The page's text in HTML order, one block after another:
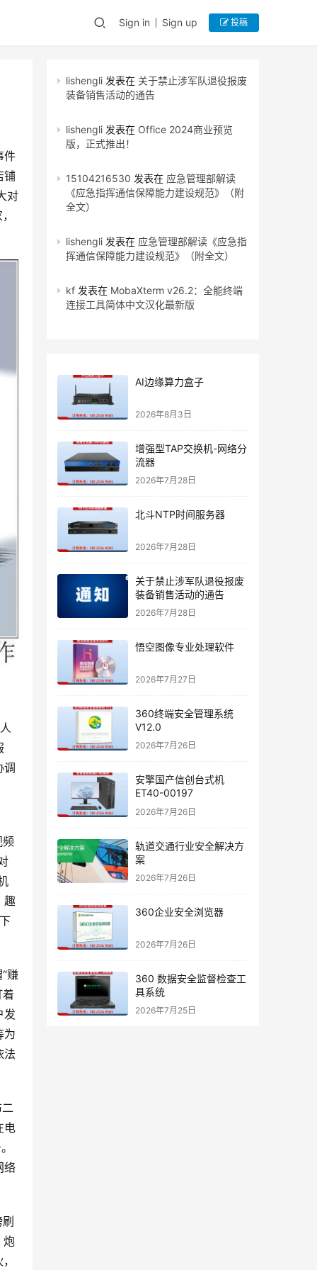
Sign in Sign up 投稿
件
铺
对
调
频
趣
赚
发
为
法
电
络
炮
lishengli 发表在 关于禁止涉军队退役报废
装备销售活动的通告
lishengli 发表在 Office 2024商业预览
版，正式推出！
15104216530 发表在 应急管理部解读
《应急指挥通信保障能力建设规范》（附
全文）
lishengli 发表在 应急管理部解读《应急指
挥通信保障能力建设规范》（附全文）
kf 发表在 MobaXterm v26.2：全能终端
连接工具简体中文汉化最新版
AI边缘算力盒子
2026年8月3日
增强型TAP交换机-网络分
流器
2026年7月28日
北斗NTP时间服务器
2026年7月28日
关于禁止涉军队退役报废
装备销售活动的通告
2026年7月28日
悟空图像专业处理软件
2026年7月27日
360终端安全管理系统
V12.0
2026年7月26日
安擎国产信创台式机
ET40-00197
2026年7月26日
轨道交通行业安全解决方
案
2026年7月26日
360企业安全浏览器
2026年7月26日
360 数据安全监督检查工
具系统
2026年7月25日